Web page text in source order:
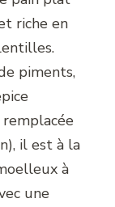
riche en
piments,
il est à la
à
une